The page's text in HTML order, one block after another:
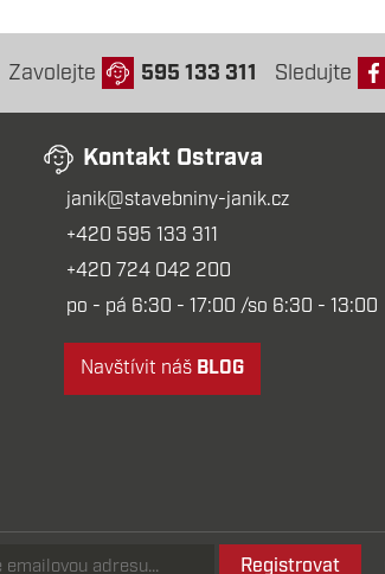
Zavolejte 595 133 311 Sledujte
Kontakt Ostrava
janik@stavebniny-janik.cz
+420 595 133 311
+420 724 042 200
po - pá 6:30 - 17:00 /so 6:30 - 13:00
Navštívit náš BLOG
Registrovat